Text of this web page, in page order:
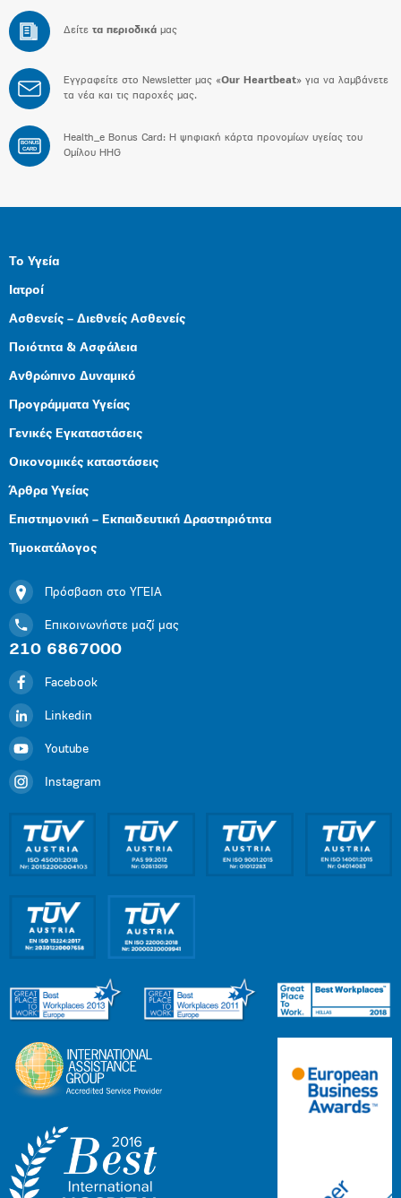
Δείτε τα περιοδικά μας
Εγγραφείτε στο Newsletter μας «Our Heartbeat» για να λαμβάνετε
τα νέα και τις παροχές μας.
BONUS
CARD
Health_e Bonus Card: H ψηφιακή κάρτα προνομίων υγείας του
Ομίλου HHG
Το Υγεία
Ιατροί
Ασθενείς – Διεθνείς Ασθενείς
Ποιότητα & Ασφάλεια
Ανθρώπινο Δυναμικό
Προγράμματα Υγείας
Γενικές Εγκαταστάσεις
Οικονομικές καταστάσεις
Άρθρα Υγείας
Επιστημονική – Εκπαιδευτική Δραστηριότητα
Τιμοκατάλογος
Πρόσβαση στο ΥΓΕΙΑ
Επικοινωνήστε μαζί μας
210 6867000
Facebook
Linkedin
Youtube
Instagram